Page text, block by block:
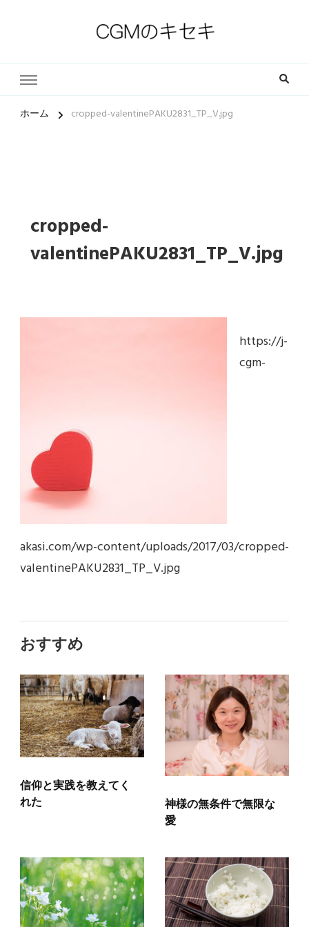
ホーム cropped-valentinePAKU2831_TP_V.jpg
cropped-
valentinePAKU2831_TP_V.jpg
https://j-
cgm-
akasi.com/wp-content/uploads/2017/03/cropped-
valentinePAKU2831_TP_V.jpg
おすすめ
信仰と実践を教えてく
れた
神様の無条件で無限な
愛